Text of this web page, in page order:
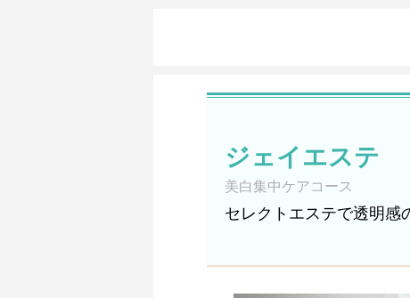
ジェイエステ
美白集中ケアコース
セレクトエステで透明感